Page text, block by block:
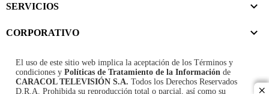
SERVICIOS
CORPORATIVO
El uso de este sitio web implica la aceptación de los Términos y
condiciones y Políticas de Tratamiento de la Información de
CARACOL TELEVISIÓN S.A. Todos los Derechos Reservados
D.R.A. Prohibida su reproducción total o parcial, así como su